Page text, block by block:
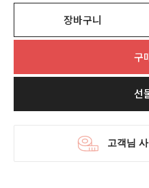
장바구니
구
선